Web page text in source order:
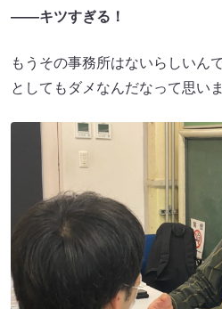
――キツすぎる！
もうその事務所はないらしいん
としてもダメなんだなって思い